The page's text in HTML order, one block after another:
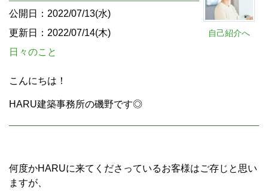
自己紹介へ
公開日：2022/07/13(水)
更新日：2022/07/14(木)
日々のこと
こんにちは！
HARU建築事務所の磯野です◎
何度かHARUに来てくださっているお客様はご存じと思い
ますが、